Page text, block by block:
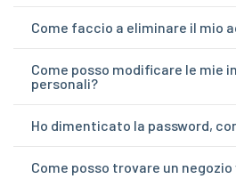
Come faccio a eliminare il mio
Come posso modificare le mie
personali?
Ho dimenticato la password,
Come posso trovare un